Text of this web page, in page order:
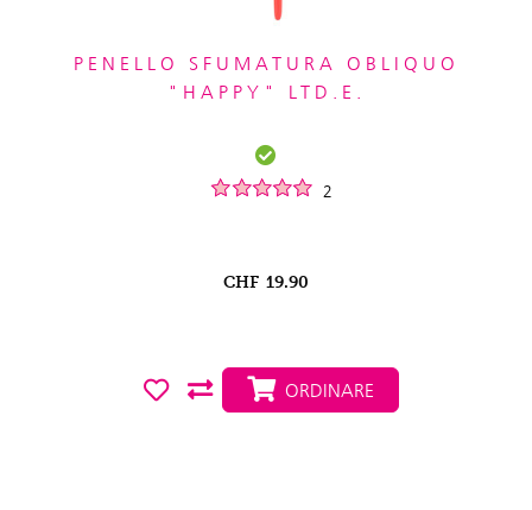
PENELLO SFUMATURA OBLIQUO
"HAPPY" LTD.E.
2
CHF 19.90
ORDINARE